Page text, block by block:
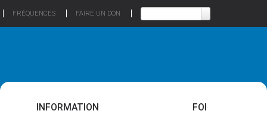
FRÉQUENCES FAIRE UN DON
INFORMATION FOI